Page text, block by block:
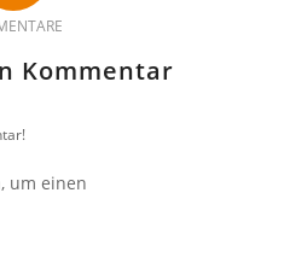
Kommentar
um einen